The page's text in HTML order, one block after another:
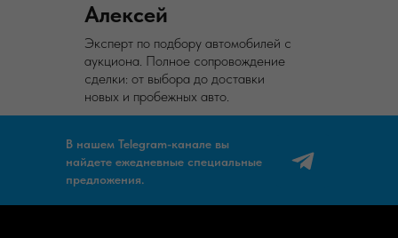
Эксперт по подбору автомобилей с
аукциона. Полное сопровождение
сделки: от выбора до доставки
новых и пробежных авто.
Алексей
В нашем Telegram-канале вы
найдете ежедневные специальные
предложения.